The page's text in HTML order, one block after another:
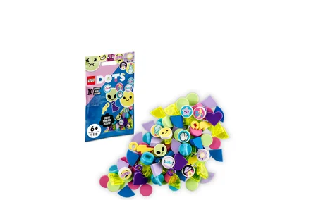
Se stavebnicí DOTS doplňky – 6. série nebere kreativní
hraní konce!
Dostupnost:
Skladem
9582
LEGO